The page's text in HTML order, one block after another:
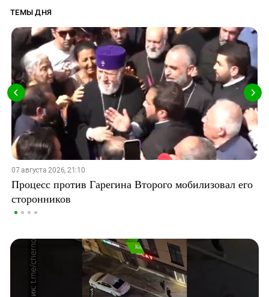
ТЕМЫ ДНЯ
07 августа 2026, 21:10
Процесс против Гарегина Второго мобилизовал его
сторонников